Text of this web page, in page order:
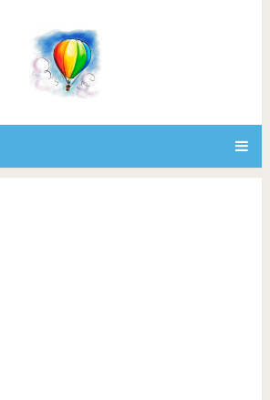
18 доказательств того, что